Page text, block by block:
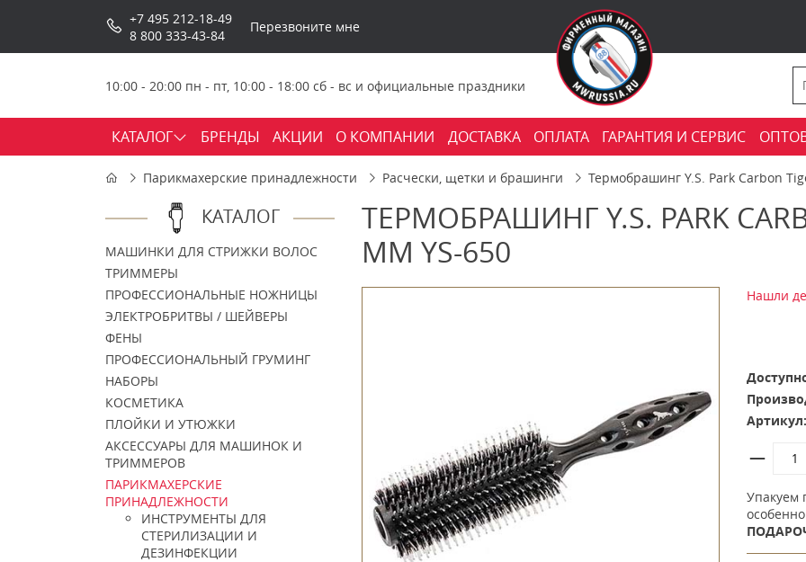
+7 495 212-18-49
8 800 333-43-84
Перезвоните мне
10:00 - 20:00 пн - пт, 10:00 - 18:00 сб - вс и официальные праздники
КАТАЛОГ БРЕНДЫ АКЦИИ О КОМПАНИИ ДОСТАВКА ОПЛАТА ГАРАНТИЯ И СЕРВИС
Парикмахерские принадлежности Расчески, щетки и брашинги Термобрашинг Y.S. Park Carbon
КАТАЛОГ
МАШИНКИ ДЛЯ СТРИЖКИ ВОЛОС
ТРИММЕРЫ
ПРОФЕССИОНАЛЬНЫЕ НОЖНИЦЫ
ЭЛЕКТРОБРИТВЫ / ШЕЙВЕРЫ
ФЕНЫ
ПРОФЕССИОНАЛЬНЫЙ ГРУМИНГ
НАБОРЫ
КОСМЕТИКА
ПЛОЙКИ И УТЮЖКИ
АКСЕССУАРЫ ДЛЯ МАШИНОК И
ТРИММЕРОВ
ПАРИКМАХЕРСКИЕ
ПРИНАДЛЕЖНОСТИ
ИНСТРУМЕНТЫ ДЛЯ
СТЕРИЛИЗАЦИИ И
ДЕЗИНФЕКЦИИ
ТЕРМОБРАШИНГ Y.S. PARK
ММ YS-650
Нашли
Артикул:
Упакуем